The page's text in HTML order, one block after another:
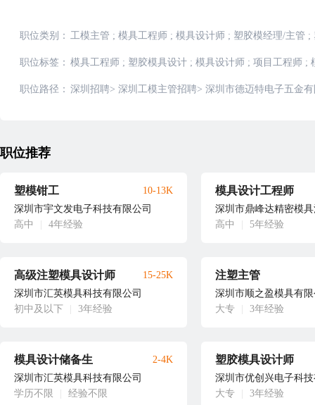
职位类别： 工模主管 ; 模具工程师 ; 模具设计师 ; 塑胶模经理/主管 ;
职位标签： 模具工程师 ; 塑胶模具设计 ; 模具设计师 ; 项目工程师 ;
职位路径： 深圳招聘> 深圳工模主管招聘> 深圳市德迈特电子五金
职位推荐
塑模钳工
深圳市宇文发电子科技有限公司
高中
4年经验
10-13K 模具设计工程师
深圳市鼎峰达精密模
高中
5年经验
高级注塑模具设计师
深圳市汇英模具科技有限公司
初中及以下
3年经验
15-25K 注塑主管
深圳市顺之盈模具有
大专
3年经验
模具设计储备生
深圳市汇英模具科技有限公司
学历不限
经验不限
2-4K 塑胶模具设计师
深圳市优创兴电子科
大专
3年经验